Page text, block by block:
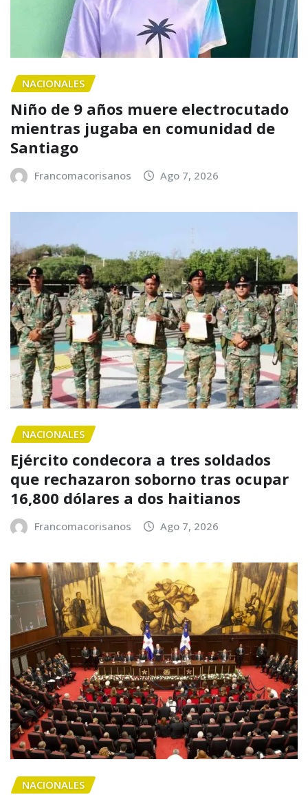
NACIONALES
Niño de 9 años muere electrocutado
mientras jugaba en comunidad de
Santiago
Francomacorisanos Ago 7, 2026
NACIONALES
Ejército condecora a tres soldados
que rechazaron soborno tras ocupar
16,800 dólares a dos haitianos
Francomacorisanos Ago 7, 2026
NACIONALES